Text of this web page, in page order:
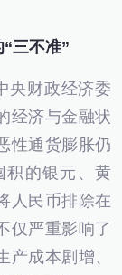
三不准”
央财政经济委
经济与金融状
性通货膨胀仍
积的银元、黄
人民币排除在
仅严重影响了
产成本剧增、